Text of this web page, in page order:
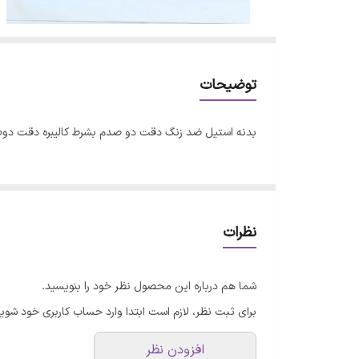
توضیحات
بدنه استیل ضد زنگ دقت دو صدم بشرط کالیبره دقت
نظرات
شما هم درباره این محصول نظر خود را بنویسید.
برای ثبت نظر، لازم است ابتدا وارد حساب کاربری خود
افزودن نظر